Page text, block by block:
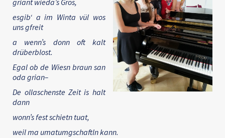
griant wieda’s Gros,
esgib‘ a im Winta vül wos
uns gfreit
a wenn’s donn oft kalt
drüberblost.
Egal ob de Wiesn braun san
oda grian–
De ollaschenste Zeit is halt
dann
wonn’s fest schietn tuat,
weil ma umatumgschaftln kann.